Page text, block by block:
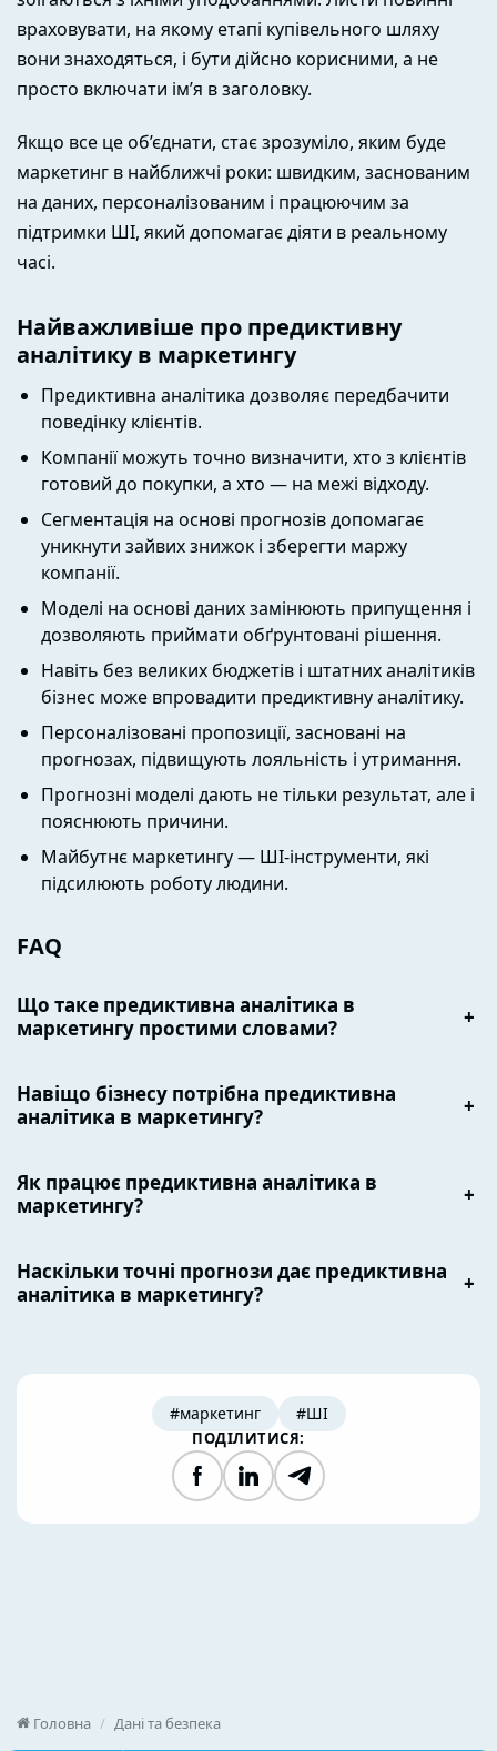
враховувати, на якому етапі купівельного шляху
вони знаходяться, і бути дійсно корисними, а не
просто включати ім’я в заголовку.
Якщо все це об’єднати, стає зрозуміло, яким буде
маркетинг в найближчі роки: швидким, заснованим
на даних, персоналізованим і працюючим за
підтримки ШІ, який допомагає діяти в реальному
часі.
Найважливіше про предиктивну
аналітику в маркетингу
Предиктивна аналітика дозволяє передбачити
поведінку клієнтів.
Компанії можуть точно визначити, хто з клієнтів
готовий до покупки, а хто — на межі відходу.
Сегментація на основі прогнозів допомагає
уникнути зайвих знижок і зберегти маржу
компанії.
Моделі на основі даних замінюють припущення і
дозволяють приймати обґрунтовані рішення.
Навіть без великих бюджетів і штатних аналітиків
бізнес може впровадити предиктивну аналітику.
Персоналізовані пропозиції, засновані на
прогнозах, підвищують лояльність і утримання.
Прогнозні моделі дають не тільки результат, але і
пояснюють причини.
Майбутнє маркетингу — ШІ-інструменти, які
підсилюють роботу людини.
FAQ
Що таке предиктивна аналітика в
маркетингу простими словами?
+
Навіщо бізнесу потрібна предиктивна
аналітика в маркетингу?
+
Як працює предиктивна аналітика в
маркетингу?
+
Наскільки точні прогнози дає предиктивна
аналітика в маркетингу?
+
#маркетинг #ШІ
ПОДІЛИТИСЯ:
FacebookLinkedInTelegram